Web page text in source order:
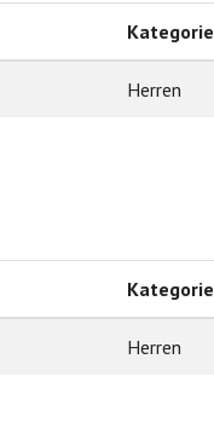
Kategorie
Herren
Kategorie
Herren